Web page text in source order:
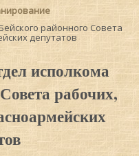
районного Совета
депутатов
исполкома
рабочих,